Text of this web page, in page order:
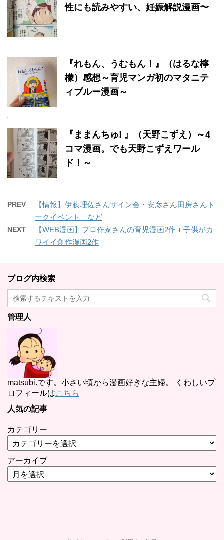
性にも読みやすい、妊娠解説漫画〜
『れもん、うむもん！』（はるな檸
檬）感想～育児マンガ初のマタニテ
ィブルー漫画～
『ままんちゅ! 』（天野こずえ）～4
コマ漫画。でも天野こずえワール
ド！～
PREV
【情報】伊藤理佐さんサイン会・安彦さん田房さんト
ークイベント など
NEXT
【WEB漫画】プロ作家さんの育児漫画2作＋子供がカ
ワイイ創作漫画2作
ブログ内検索
管理人
matsubi.です。小さい頃から漫画好きな主婦。 くわしいプ
ロフィールはこちら
人気の記事
カテゴリー
アーカイブ